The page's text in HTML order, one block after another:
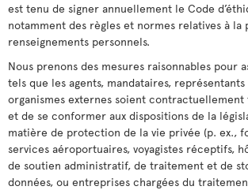
est tenu de signer annuellement le Code
notamment des règles et normes relatives à
renseignements personnels.
Nous prenons des mesures raisonnables pour
tels que les agents, mandataires,
organismes externes soient
et de se conformer aux dispositions de la
matière de protection de la vie privée (p. ex.,
services aéroportuaires, voyagistes réceptifs,
de soutien administratif, de traitement et de
données, ou entreprises chargées du